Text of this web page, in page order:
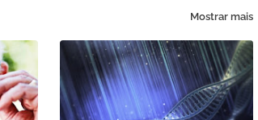
Mostrar mais